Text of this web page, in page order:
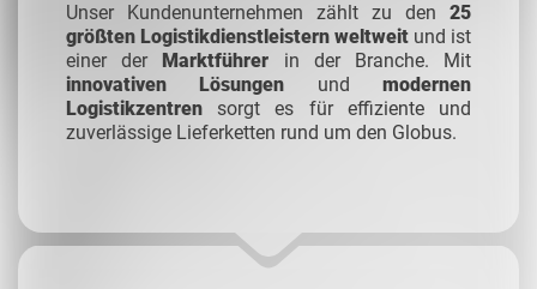
Unser Kundenunternehmen zählt zu den 25
größten Logistikdienstleistern weltweit und ist
einer der Marktführer in der Branche. Mit
innovativen Lösungen undmodernen
Logistikzentren sorgt es für effiziente und
zuverlässige Lieferketten rund um den Globus.